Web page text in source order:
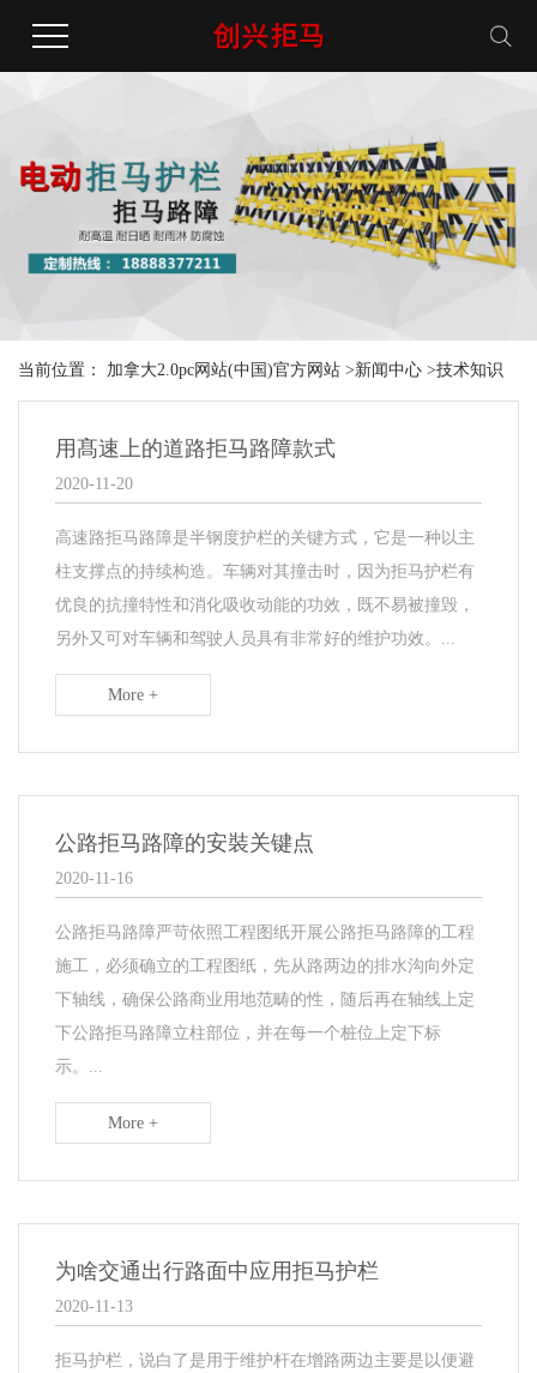
当前位置： 加拿大2.0pc网站(中国)官方网站 >新闻中心 >技术知识
用髙速上的道路拒马路障款式
2020-11-20
​高速路拒马路障是半钢度护栏的关键方式，它是一种以主
柱支撑点的持续构造。车辆对其撞击时，因为拒马护栏有
优良的抗撞特性和消化吸收动能的功效，既不易被撞毁，
另外又可对车辆和驾驶人员具有非常好的维护功效。...
More +
公路拒马路障的安裝关键点
2020-11-16
公路拒马路障严苛依照工程图纸开展公路拒马路障的工程
施工，必须确立的工程图纸，先从路两边的排水沟向外定
下轴线，确保公路商业用地范畴的性，随后再在轴线上定
下公路拒马路障立柱部位，并在每一个桩位上定下标
示。...
More +
为啥交通出行路面中应用拒马护栏
2020-11-13
​拒马护栏，说白了是用于维护杆在增路两边主要是以便避